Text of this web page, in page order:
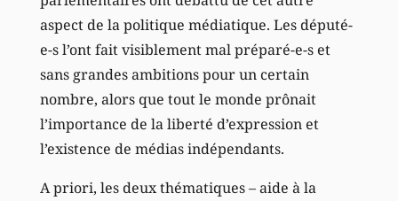
aspect de la politique médiatique. Les député-
e-s l’ont fait visiblement mal préparé-e-s et
sans grandes ambitions pour un certain
nombre, alors que tout le monde prônait
l’importance de la liberté d’expression et
l’existence de médias indépendants.
A priori, les deux thématiques – aide à la